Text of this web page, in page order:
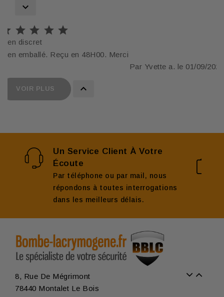

    
Bien discret
Bien emballé. Reçu en 48H00. Merci
Par Yvette a. le 01/09/2022
VOIR PLUS 
Un Service Client À Votre
Écoute
Par téléphone ou par mail, nous
répondons à toutes interrogations
dans les meilleurs délais.
8, Rue De Mégrimont
78440 Montalet Le Bois